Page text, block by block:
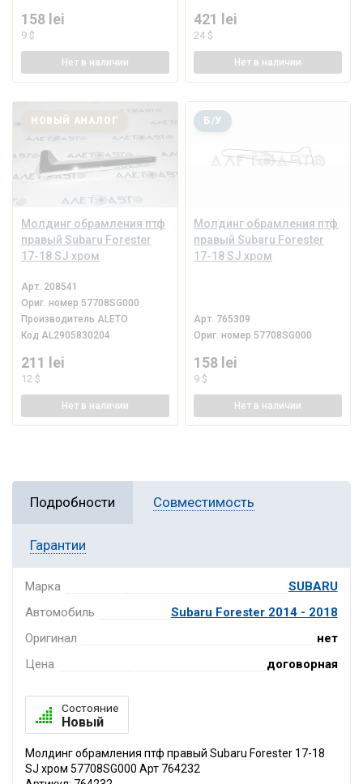
158 lei
9 $
Нет в наличии
421 lei
24 $
Нет в наличии
Молдинг обрамления птф
правый Subaru Forester
17-18 SJ хром
НОВЫЙ АНАЛОГ
Арт. 208541
Ориг. номер 57708SG000
Производитель ALETO
Код AL2905830204
211 lei
12 $
Нет в наличии
Молдинг обрамления птф
правый Subaru Forester
17-18 SJ хром
Б/У
Арт. 765309
Ориг. номер 57708SG000
158 lei
9 $
Нет в наличии
Подробности Совместимость
Гарантии
Марка
SUBARU
Автомобиль
Subaru Forester 2014 - 2018
Оригинал
нет
Цена
договорная
Состояние
Новый
Молдинг обрамления птф правый Subaru Forester 17-18
SJ хром 57708SG000 Арт 764232